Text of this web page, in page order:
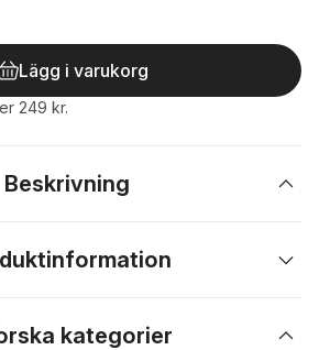
Lägg i varukorg
249 kr.
Beskrivning
kategorier